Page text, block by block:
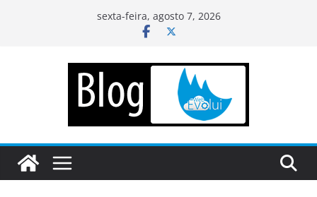
sexta-feira, agosto 7, 2026